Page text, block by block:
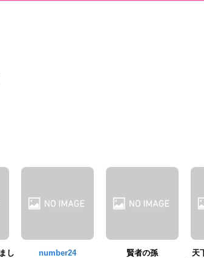
し
number24
賢者の孫
天